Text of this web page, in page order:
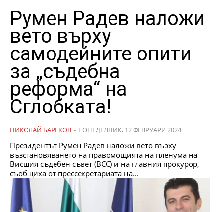
Румен Радев наложи
вето върху
самодейните опити
за „съдебна
реформа“ на
Сглобката!
НИКОЛАЙ БАРЕКОВ - ПОНЕДЕЛНИК, 12 ФЕВРУАРИ 2024
Президентът Румен Радев наложи вето върху
възстановяването на правомощията на пленума на
Висшия съдебен съвет (ВСС) и на главния прокурор,
съобщиха от прессекретариата на...